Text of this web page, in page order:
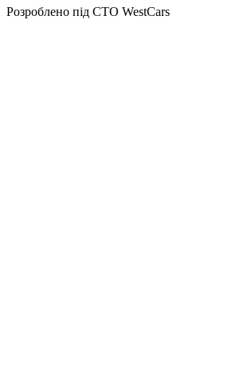
Розроблено під СТО WestCars